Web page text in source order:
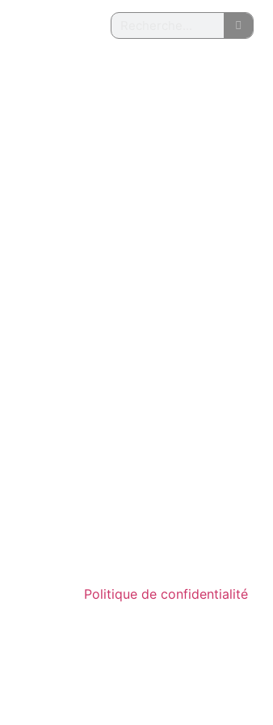
Politique de confidentialité